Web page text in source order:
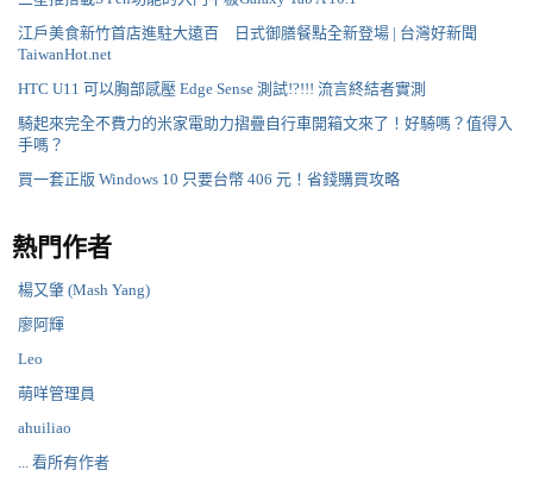
江戶美食新竹首店進駐大遠百 日式御膳餐點全新登場 | 台灣好新聞
TaiwanHot.net
HTC U11 可以胸部感壓 Edge Sense 測試!?!!! 流言終結者實測
騎起來完全不費力的米家電助力摺疊自行車開箱文來了！好騎嗎？值得入
手嗎？
買一套正版 Windows 10 只要台幣 406 元！省錢購買攻略
熱門作者
楊又肇 (Mash Yang)
廖阿輝
Leo
萌咩管理員
ahuiliao
... 看所有作者